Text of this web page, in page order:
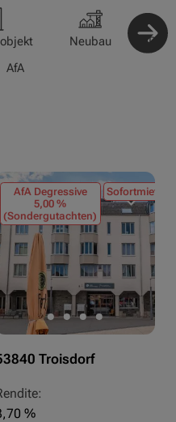
Neubau
AfA
AfA Degressive
5,00 %
(Sondergutachten)
Sofortmiete
Troisdorf
%